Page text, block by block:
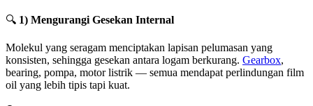
🔍 1) Mengurangi Gesekan Internal
Molekul yang seragam menciptakan lapisan pelumasan yang
konsisten, sehingga gesekan antara logam berkurang. Gearbox,
bearing, pompa, motor listrik — semua mendapat perlindungan film
oil yang lebih tipis tapi kuat.